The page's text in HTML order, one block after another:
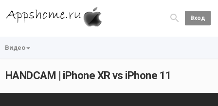
Вход
Видео
HANDCAM | iPhone XR vs iPhone 11